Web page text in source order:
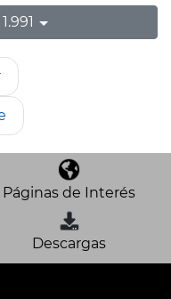
Páginas de Interés
Descargas